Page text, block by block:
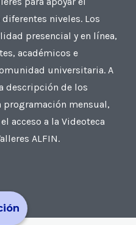
niveles. Los
presencial y en línea,
académicos e
universitaria. A
descripción de los
programación mensual,
acceso a la Videoteca
ALFIN.